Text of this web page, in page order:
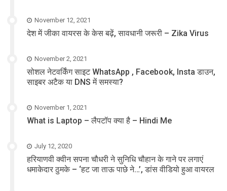
November 12, 2021
देश में जीका वायरस के केस बढ़ें, सावधानी जरूरी – Zika Virus
November 2, 2021
सोशल नेटवर्किंग साइट WhatsApp , Facebook, Insta डाउन,
साइबर अटैक या DNS में समस्या?
November 1, 2021
What is Laptop – लैपटॉप क्या है – Hindi Me
July 12, 2020
हरियाणवी क्वीन सपना चौधरी ने सुनिधि चौहान के गाने पर लगाएं
धमाकेदार ठुमके – ‘हट जा ताऊ पाछे ने…’, डांस वीडियो हुआ वायरल